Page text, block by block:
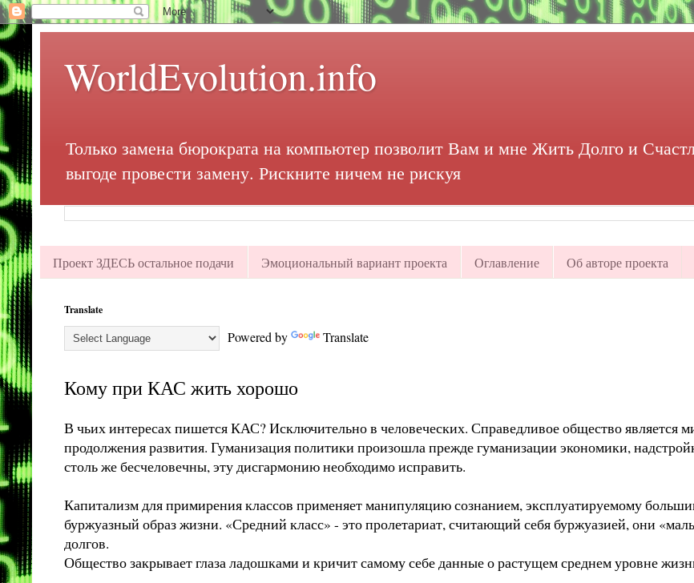
WorldEvolution.info
Только замена бюрократа на компьютер позволит Вам и мне Жить Долго и
выгоде провести замену. Рискните ничем не рискуя
Проект ЗДЕСЬ остальное подачи Эмоциональный вариант проекта Оглавление Об авторе проекта
Translate
Powered by Translate
Кому при КАС жить хорошо
В чьих интересах пишется КАС? Исключительно в человеческих. Справедливое общество
продолжения развития. Гуманизация политики произошла прежде гуманизации экономики,
столь же бесчеловечны, эту дисгармонию необходимо исправить.
Капитализм для примирения классов применяет манипуляцию сознанием, эксплуатируемому
буржуазный образ жизни. «Средний класс» - это пролетариат, считающий себя буржуазией, они
долгов.
Общество закрывает глаза ладошками и кричит самому себе данные о растущем среднем уровне